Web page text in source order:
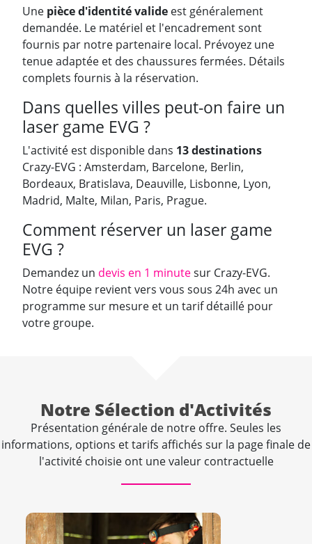
Une pièce d'identité valide est généralement
demandée. Le matériel et l'encadrement sont
fournis par notre partenaire local. Prévoyez une
tenue adaptée et des chaussures fermées. Détails
complets fournis à la réservation.
Dans quelles villes peut-on faire un
laser game EVG ?
L'activité est disponible dans 13 destinations
Crazy-EVG : Amsterdam, Barcelone, Berlin,
Bordeaux, Bratislava, Deauville, Lisbonne, Lyon,
Madrid, Malte, Milan, Paris, Prague.
Comment réserver un laser game
EVG ?
Demandez un devis en 1 minutesur Crazy-EVG.
Notre équipe revient vers vous sous 24h avec un
programme sur mesure et un tarif détaillé pour
votre groupe.
Notre Sélection d'Activités
Présentation générale de notre offre. Seules les
informations, options et tarifs affichés sur la page finale de
l'activité choisie ont une valeur contractuelle